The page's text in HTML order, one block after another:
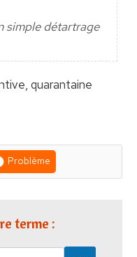
simple détartrage
quarantaine
Problème
terme :